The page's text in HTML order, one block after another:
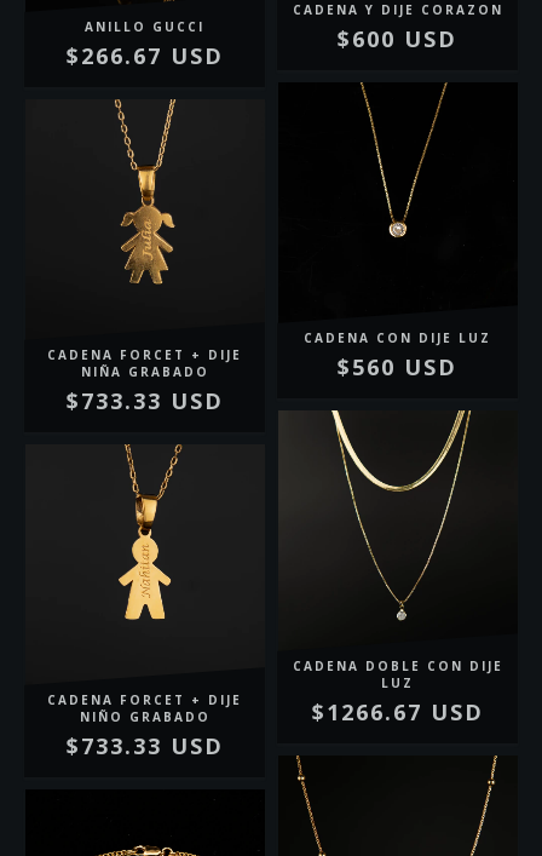
ANILLO GUCCI
$266.67 USD
CADENA Y DIJE CORAZON
$600 USD
CADENA FORCET + DIJE
NIÑA GRABADO
$733.33 USD
CADENA CON DIJE LUZ
$560 USD
CADENA FORCET + DIJE
NIÑO GRABADO
$733.33 USD
CADENA DOBLE CON DIJE
LUZ
$1266.67 USD